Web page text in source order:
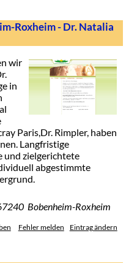
Roxheim - Dr. Natalia
wir
in
Paris,Dr. Rimpler, haben
Langfristige
und zielgerichtete
abgestimmte
Bobenheim-Roxheim
Fehler melden Eintrag ändern